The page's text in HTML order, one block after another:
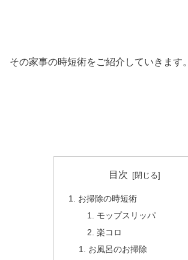
その家事の時短術をご紹介していきます。
目次
お掃除の時短術
モップスリッパ
楽コロ
お風呂のお掃除